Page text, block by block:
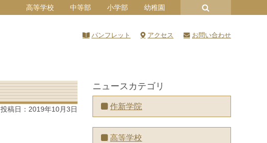
高等学校 中等部 小学部 幼稚園
パンフレット
アクセス お問い合わせ
投稿日： 2019年10月3日
ニュースカテゴリ
作新学院
高等学校